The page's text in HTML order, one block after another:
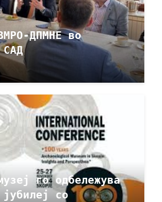
ДПМНЕ во
го одбележува
со